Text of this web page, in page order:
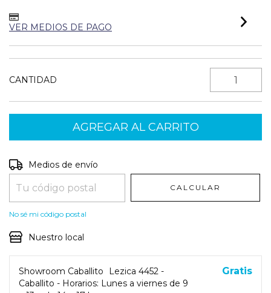
VER MEDIOS DE PAGO
CANTIDAD
Entregas para el CP:
Medios de envío
CALCULAR
No sé mi código postal
Nuestro local
Showroom Caballito
Lezica 4452 -
Caballito - Horarios: Lunes a viernes de 9
Gratis